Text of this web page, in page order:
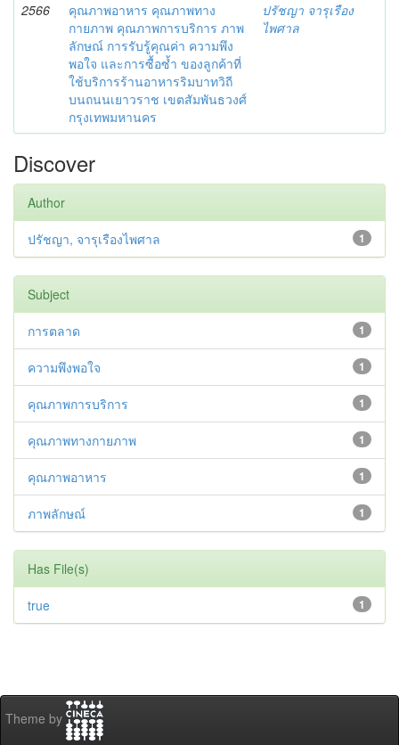
2566
คุณภาพอาหาร คุณภาพทาง
กายภาพ คุณภาพการบริการ ภาพ
ลักษณ์ การรับรู้คุณค่า ความพึง
พอใจ และการซื้อซ้ำ ของลูกค้าที่
ใช้บริการร้านอาหารริมบาทวิถี
บนถนนเยาวราช เขตสัมพันธวงศ์
กรุงเทพมหานคร
ปรัชญา จารุเรือง
ไพศาล
Discover
Author
1
ปรัชญา, จารุเรืองไพศาล
Subject
1
การตลาด
1
ความพึงพอใจ
1
คุณภาพการบริการ
1
คุณภาพทางกายภาพ
1
คุณภาพอาหาร
1
ภาพลักษณ์
Has File(s)
1
true
Theme by